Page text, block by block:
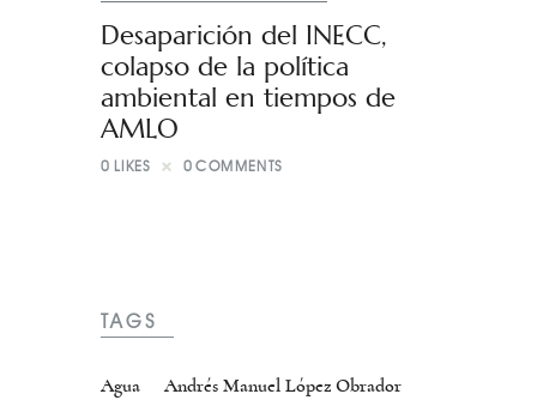
Desaparición del INECC,
colapso de la política
ambiental en tiempos de
AMLO
0 LIKES 0 COMMENTS
TAGS
Agua
Andrés Manuel López Obrador